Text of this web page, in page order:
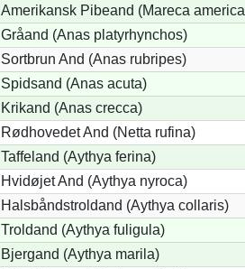
Amerikansk Pibeand (Mareca
Gråand (Anas platyrhynchos)
Sortbrun And (Anas rubripes)
Spidsand (Anas acuta)
Krikand (Anas crecca)
Rødhovedet And (Netta rufina)
Taffeland (Aythya ferina)
Hvidøjet And (Aythya nyroca)
Halsbåndstroldand (Aythya collaris)
Troldand (Aythya fuligula)
Bjergand (Aythya marila)